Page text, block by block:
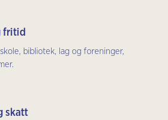
fritid
bibliotek, lag og foreninger,
skatt